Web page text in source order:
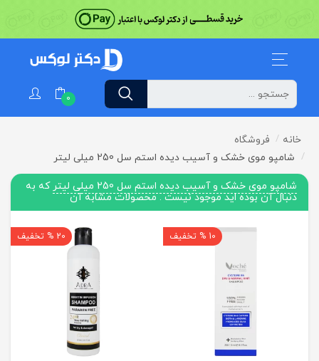
0
خانه
فروشگاه
شامپو موی خشک و آسیب دیده استم سل 250 میلی لیتر
شامپو موی خشک و آسیب دیده استم سل 250 میلی لیتر
که به
دنبال آن بوده اید موجود نیست . محصولات مشابه آن
10 % تخفیف 20 % تخفیف